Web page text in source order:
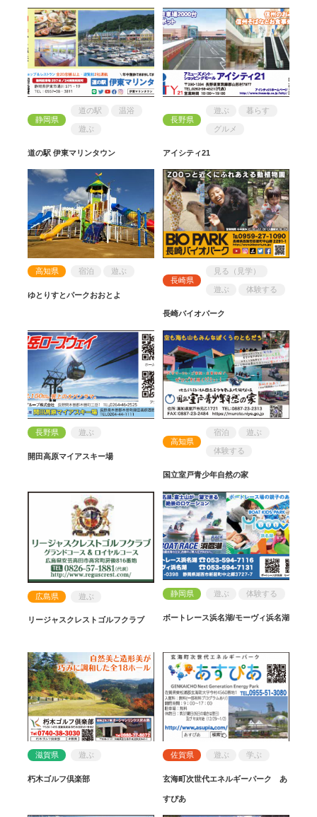
静岡県
道の駅 温浴
遊ぶ
道の駅 伊東マリンタウン
長野県
遊ぶ 暮らす
グルメ
アイシティ21
高知県 宿泊 遊ぶ
ゆとりすとパークおおとよ
長崎県
見る（見学）
遊ぶ 体験する
長崎バイオパーク
長野県 遊ぶ
開田高原マイアスキー場
高知県
宿泊 遊ぶ
体験する
国立室戸青少年自然の家
広島県 遊ぶ
リージャスクレストゴルフクラブ
静岡県 遊ぶ 体験する
ボートレース浜名湖/モーヴィ浜名湖
滋賀県 遊ぶ
朽木ゴルフ倶楽部
佐賀県 遊ぶ 学ぶ
玄海町次世代エネルギーパーク あ
すぴあ